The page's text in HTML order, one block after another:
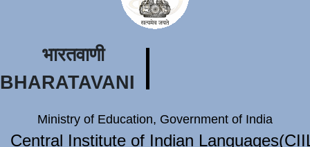
भारतवाणी
BHARATAVANI
Ministry of Education, Government of India
Central Institute of Indian